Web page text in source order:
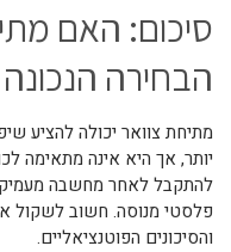
סיכום: האם
הבחירה
מתיחת צוואר יכולה להציע
יותר, אך היא אינה מתאימה
להתקבל לאחר מחשבה
פלסטי מנוסה. חשוב לשקול
והסיכונים הפוטנציאליים.